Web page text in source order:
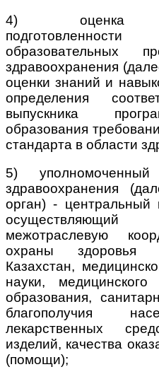
4) оценка
образовательных
здравоохранения
оценки знаний и
определения
выпускника
образования
стандарта в области
5)
здравоохранения
орган) - центральный
межотраслевую
охраны здоровья
Казахстан,
науки,
образования,
благополучия
лекарственных
изделий, качества
(помощи);